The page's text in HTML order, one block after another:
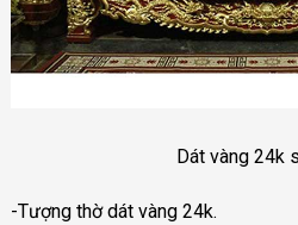
Dát vàng 24k
-Tượng thờ dát vàng 24k.